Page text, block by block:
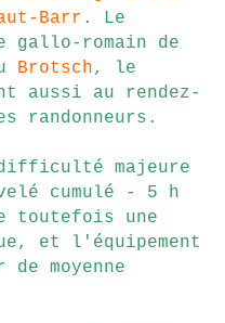
Barr . Le
romain de
Brotsch, le
aussi au rendez-
randonneurs.
difficulté majeure
cumulé - 5 h
toutefois une
et l'équipement
moyenne